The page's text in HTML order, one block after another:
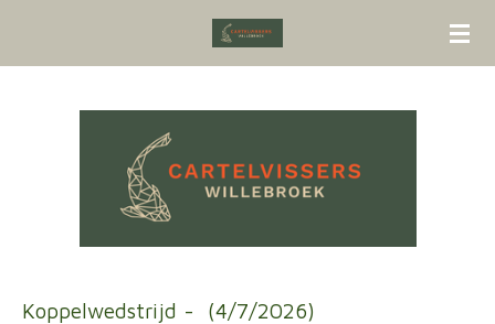
Koppelwedstrijd - (4/7/2026)